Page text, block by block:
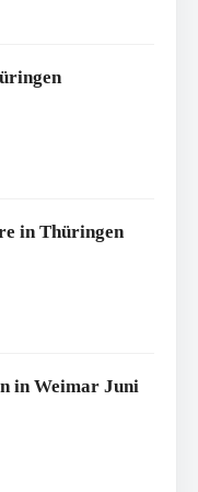
in Thüringen
in Weimar Juni